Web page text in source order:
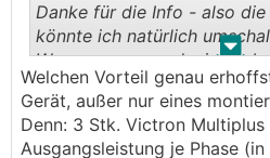
. .
Danke für die Info - also die
könnte ich natürlich
Warmwasser produziert,
mit 4kw, denn für die
offener Kamin da notfalls.
darum, ob es einen
Welchen Vorteil genau
Gerät, außer nur eines
Denn: 3 Stk. Victron
Ausgangsleistung je Phase (in